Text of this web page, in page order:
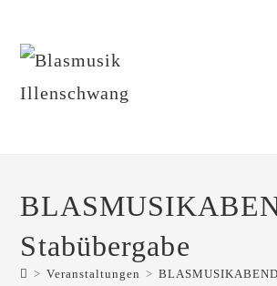
springen
Stabübergabe
> Veranstaltungen >